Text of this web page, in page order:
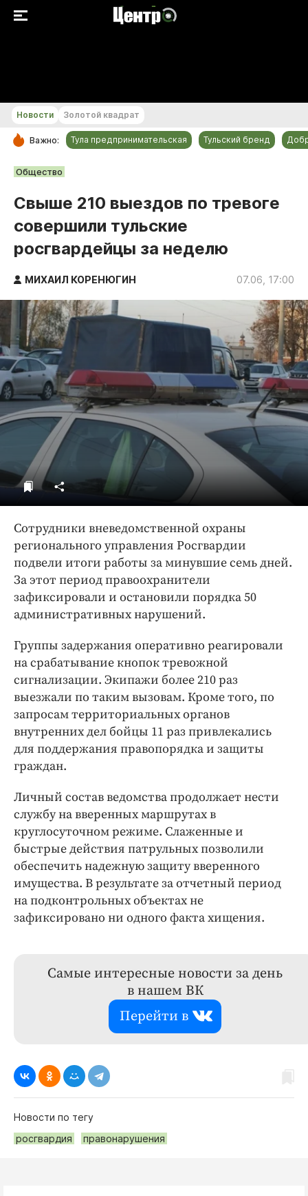
РУБРИКИ
Общество
Происшествия
Спорт
Тульский бренд
Тула предпринимательская
ДоброЦентр
Голодный шпион
Новости Золотой квадрат
Важно: Тула предпринимательская Тульский бренд
Общество
Свыше 210 выездов по тревоге
совершили тульские
росгвардейцы за неделю
МИХАИЛ КОРЕНЮГИН 07.06, 17:00
Сотрудники вневедомственной охраны
регионального управления Росгвардии
подвели итоги работы за минувшие семь дней.
За этот период правоохранители
зафиксировали и остановили порядка 50
административных нарушений.
Группы задержания оперативно реагировали
на срабатывание кнопок тревожной
сигнализации. Экипажи более 210 раз
выезжали по таким вызовам. Кроме того, по
запросам территориальных органов
внутренних дел бойцы 11 раз привлекались
для поддержания правопорядка и защиты
граждан.
Личный состав ведомства продолжает нести
службу на вверенных маршрутах в
круглосуточном режиме. Слаженные и
быстрые действия патрульных позволили
обеспечить надежную защиту вверенного
имущества. В результате за отчетный период
на подконтрольных объектах не
зафиксировано ни одного факта хищения.
Самые интересные новости за день
в нашем ВК
Перейти в
Новости по тегу
росгвардия
правонарушения